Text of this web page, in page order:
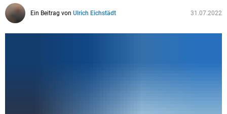
Ein Beitrag von Ulrich Eichstädt 31.07.2022